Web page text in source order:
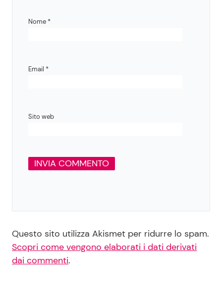
Nome *
Email *
Sito web
Questo sito utilizza Akismet per ridurre lo spam.
Scopri come vengono elaborati i dati derivati
dai commenti.